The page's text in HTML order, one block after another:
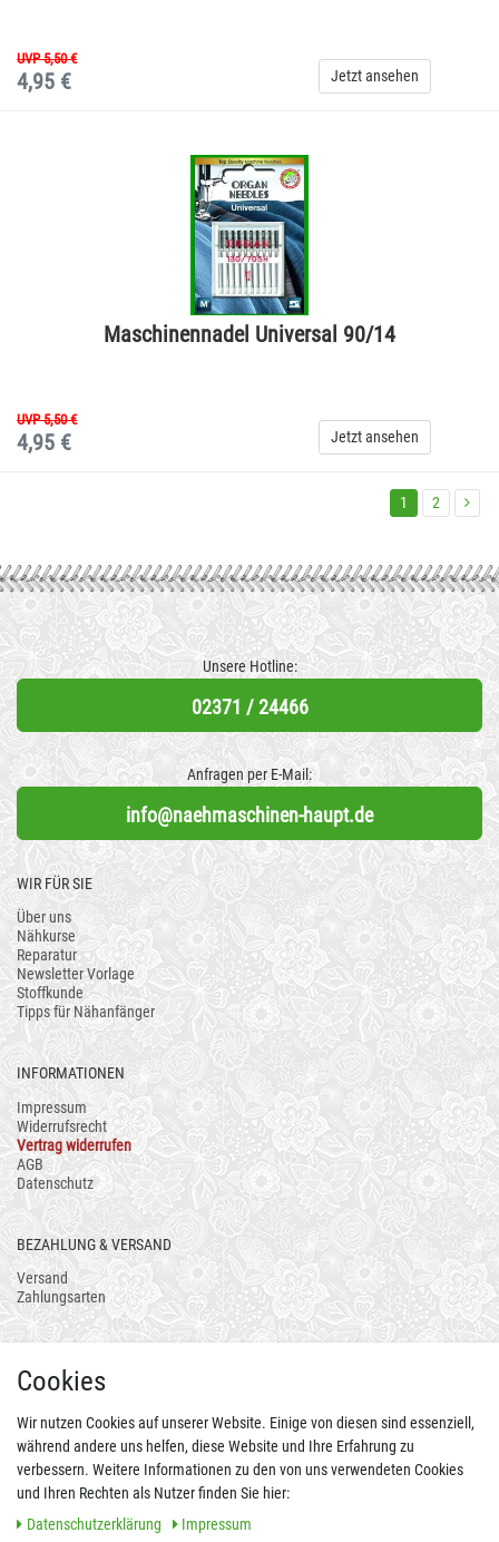
UVP 5,50 €
4,95 € Jetzt ansehen
Maschinennadel Universal 90/14
UVP 5,50 €
4,95 € Jetzt ansehen
1 2
Unsere Hotline:
02371 / 24466
Anfragen per E-Mail:
info@naehmaschinen-haupt.de
WIR FÜR SIE
Über uns
Nähkurse
Reparatur
Newsletter Vorlage
Stoffkunde
Tipps für Nähanfänger
INFORMATIONEN
Impressum
Widerrufsrecht
Vertrag widerrufen
AGB
Datenschutz
BEZAHLUNG & VERSAND
Versand
Zahlungsarten
Cookies
Wir nutzen Cookies auf unserer Website. Einige von diesen sind essenziell,
während andere uns helfen, diese Website und Ihre Erfahrung zu
verbessern. Weitere Informationen zu den von uns verwendeten Cookies
und Ihren Rechten als Nutzer finden Sie hier:
Daten­schutz­erklärung
Impressum